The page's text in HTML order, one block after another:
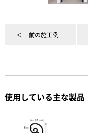
前の施工例
使用している主な製品